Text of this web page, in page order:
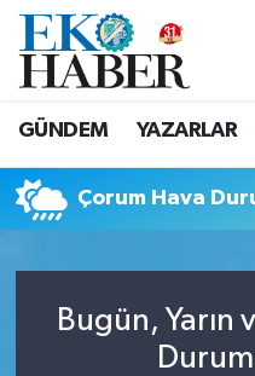
GÜNDEM YAZARLAR
Çorum Hava
Bugün, Yarın
Hava Durumu
Süper Lig Puan
Tüm Manşetler
Son Dakika Haberleri